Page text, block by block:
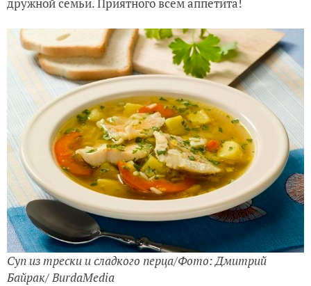
Суп из трески и сладкого перца/Фото: Дмитрий
Байрак/ BurdaMedia